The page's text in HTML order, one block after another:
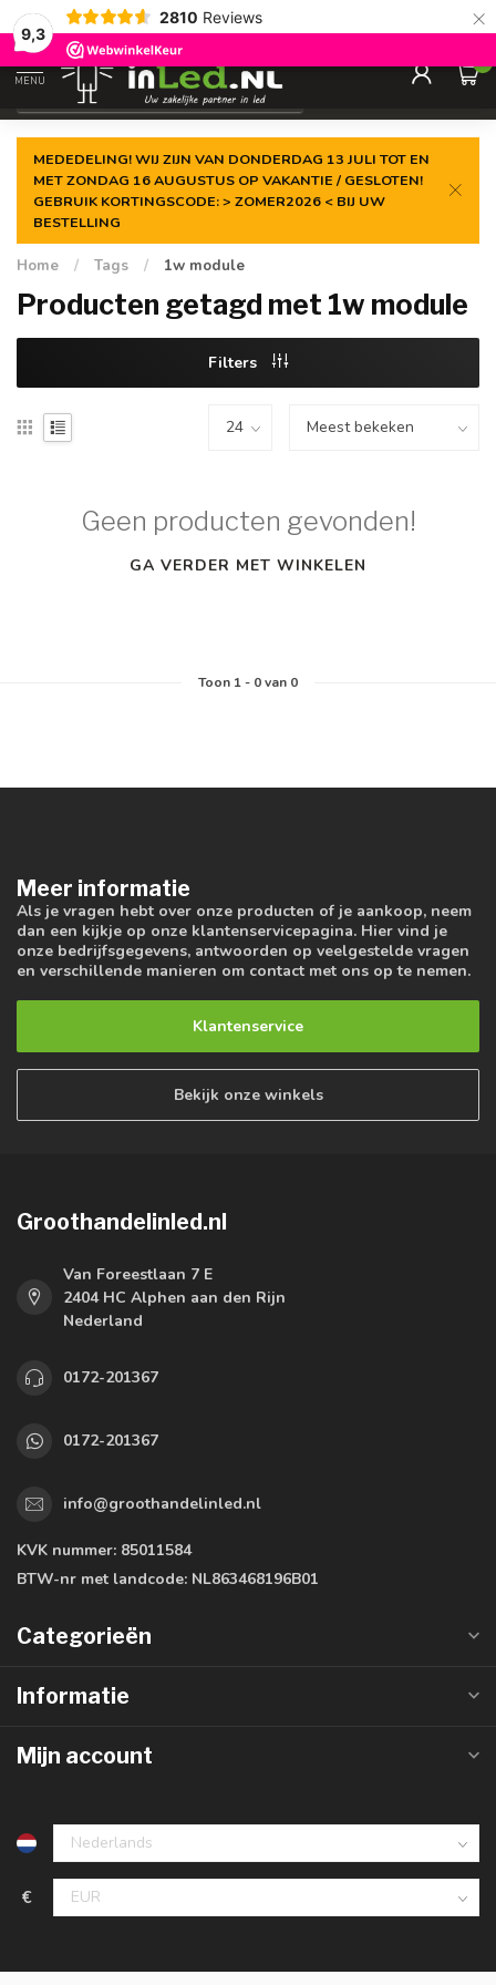
9,3
2810 Reviews ×
Gegarandeerde delaagste prijs
MENU
0
MEDEDELING! WIJ ZIJN VAN DONDERDAG 13 JULI TOT EN
MET ZONDAG 16 AUGUSTUS OP VAKANTIE / GESLOTEN!
GEBRUIK KORTINGSCODE: > ZOMER2026 < BIJ UW
BESTELLING
Home / Tags / 1w module
Producten getagd met 1w module
Filters
Geen producten gevonden!
GA VERDER MET WINKELEN
Toon 1- 0van 0
Meer informatie
Als je vragen hebt over onze producten of je aankoop, neem
dan een kijkje op onze klantenservicepagina. Hier vind je
onze bedrijfsgegevens, antwoorden op veelgestelde vragen
en verschillende manieren om contact met ons op te nemen.
Klantenservice
Bekijk onze winkels
Groothandelinled.nl
Van Foreestlaan 7 E
2404 HC Alphen aan den Rijn
Nederland
0172-201367
0172-201367
info@groothandelinled.nl
KVK nummer: 85011584
BTW-nr met landcode: NL863468196B01
Categorieën
Informatie
Mijn account
€